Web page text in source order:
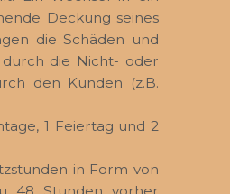
Deckung seines
die Schäden und
durch die Nicht- oder
den Kunden (z.B.
1 Feiertag und 2
in Form von